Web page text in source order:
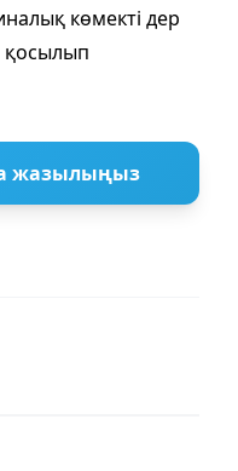
көмекті дер
қосылып
жазылыңыз